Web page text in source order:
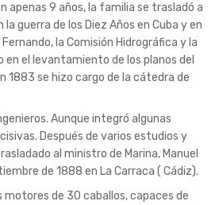
apenas 9 años, la familia se trasladó a
guerra de los Diez Años en Cuba y en
la Comisión Hidrográfica y la
el levantamiento de los planos del
1883 se hizo cargo de la cátedra de
Aunque integró algunas
Después de varios estudios y
al ministro de Marina, Manuel
de 1888 en La Carraca ( Cádiz).
de 30 caballos, capaces de